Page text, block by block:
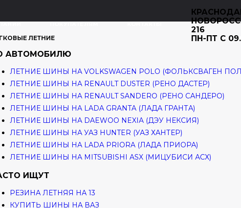
216
ПН-ПТ С
ЛЕТНИЕ
АВТОМОБИЛЮ
ЛЕТНИЕ ШИНЫ НА VOLKSWAGEN POLO (ФОЛЬКСВАГЕН
ЛЕТНИЕ ШИНЫ НА RENAULT DUSTER (РЕНО ДАСТЕР)
ЛЕТНИЕ ШИНЫ НА RENAULT SANDERO (РЕНО САНДЕРО)
ЛЕТНИЕ ШИНЫ НА LADA GRANTA (ЛАДА ГРАНТА)
ЛЕТНИЕ ШИНЫ НА DAEWOO NEXIA (ДЭУ НЕКСИЯ)
ЛЕТНИЕ ШИНЫ НА УАЗ HUNTER (УАЗ ХАНТЕР)
ЛЕТНИЕ ШИНЫ НА LADA PRIORA (ЛАДА ПРИОРА)
ЛЕТНИЕ ШИНЫ НА MITSUBISHI ASX (МИЦУБИСИ АСХ)
ИЩУТ
РЕЗИНА ЛЕТНЯЯ НА 13
КУПИТЬ ШИНЫ НА ВАЗ